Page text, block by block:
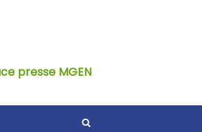
presse MGEN